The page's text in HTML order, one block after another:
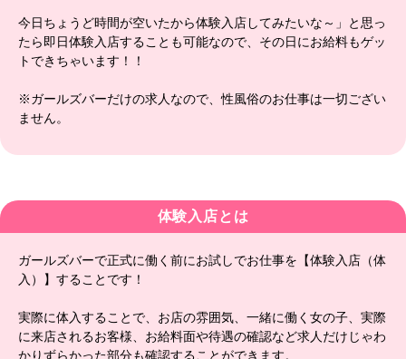
今日ちょうど時間が空いたから体験入店してみたいな～」と思っ
たら即日体験入店することも可能なので、その日にお給料もゲッ
トできちゃいます！！
※ガールズバーだけの求人なので、性風俗のお仕事は一切ござい
ません。
体験入店とは
ガールズバーで正式に働く前にお試しでお仕事を【体験入店（体
入）】することです！
実際に体入することで、お店の雰囲気、一緒に働く女の子、実際
に来店されるお客様、お給料面や待遇の確認など求人だけじゃわ
かりずらかった部分も確認することができます。